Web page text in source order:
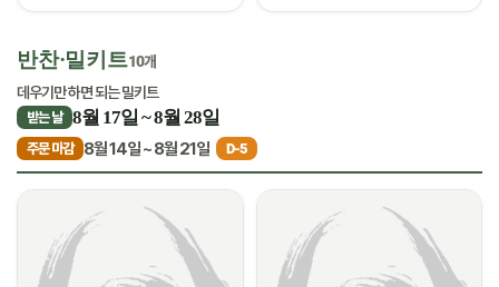
반찬·밀키트10개
데우기만 하면 되는 밀키트
받는 날 8월 17일 ~ 8월 28일
주문 마감 8월 14일 ~ 8월 21일 D-5